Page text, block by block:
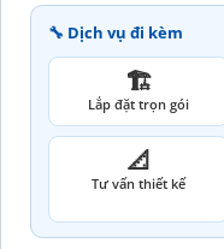
🔧 Dịch vụ đi kèm
🏗️
Lắp đặt trọn gói
📐
Tư vấn thiết kế